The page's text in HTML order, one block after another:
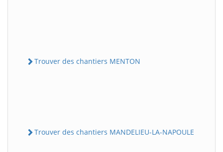
Trouver des chantiers MENTON
Trouver des chantiers MANDELIEU-LA-NAPOULE